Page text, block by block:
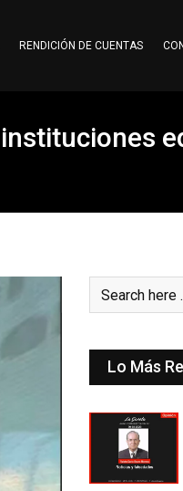
RENDICIÓN DE CUENTAS
Lo Más